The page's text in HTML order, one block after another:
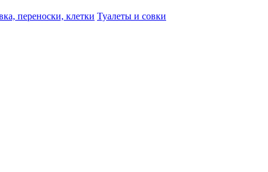
переноски, клетки Туалеты и совки